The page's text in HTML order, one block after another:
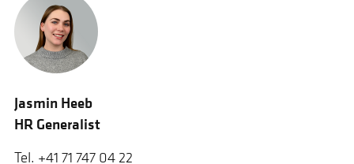
Jasmin Heeb
HR Generalist
Tel. +41 71 747 04 22